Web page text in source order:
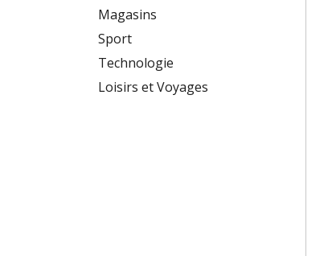
Magasins
Sport
Technologie
Loisirs et Voyages